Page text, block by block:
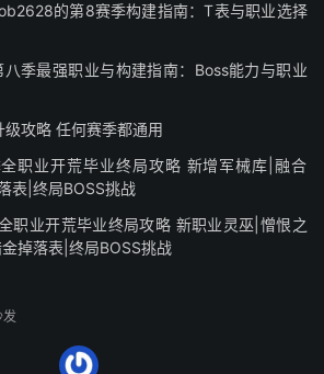
的第8赛季构建指南：T表与职业选择
八季最强职业与构建指南：Boss能力与职业
攻略 任何赛季都通用
职业开荒毕业终局攻略 新增军械库|融合
表|终局BOSS挑战
职业开荒毕业终局攻略 新职业灵巫|憎恨之
掉落表|终局BOSS挑战
发